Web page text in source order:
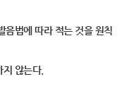
음법에 따라 적는 것을 원칙
않는다.